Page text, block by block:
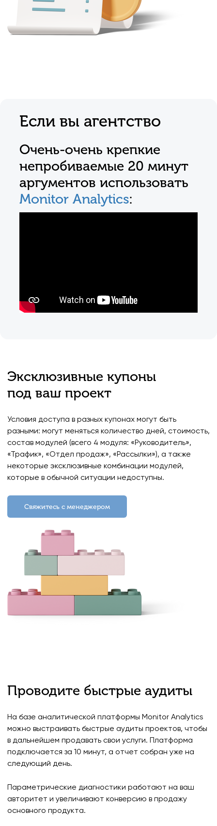
Если вы агентство
Очень-очень крепкие
непробиваемые 20 минут
аргументов использовать
Monitor Analytics:
Эксклюзивные купоны
под ваш проект
Условия доступа в разных купонах могут быть
разными: могут меняться количество дней, стоимость,
состав модулей (всего 4 модуля: «Руководитель»,
«Трафик», «Отдел продаж», «Рассылки»), а также
некоторые эксклюзивные комбинации модулей,
которые в обычной ситуации недоступны.
Свяжитесь с менеджером
Проводите быстрые аудиты
На базе аналитической платформы Monitor Analytics
можно выстраивать быстрые аудиты проектов, чтобы
в дальнейшем продавать свои услуги. Платформа
подключается за 10 минут, а отчет собран уже на
следующий день.
Параметрические диагностики работают на ваш
авторитет и увеличивают конверсию в продажу
основного продукта.